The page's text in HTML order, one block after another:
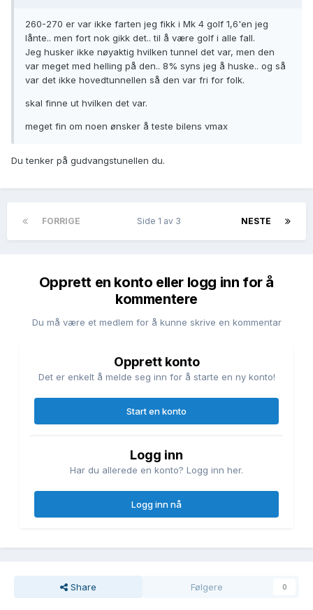
260-270 er var ikke farten jeg fikk i Mk 4 golf 1,6'en jeg
lånte.. men fort nok gikk det.. til å være golf i alle fall.
Jeg husker ikke nøyaktig hvilken tunnel det var, men den
var meget med helling på den.. 8% syns jeg å huske.. og så
var det ikke hovedtunnellen så den var fri for folk.
skal finne ut hvilken det var.
meget fin om noen ønsker å teste bilens vmax
Du tenker på gudvangstunellen du.
FORRIGE NESTE
Side 1 av 3
Opprett en konto eller logg inn for å
kommentere
Du må være et medlem for å kunne skrive en kommentar
Opprett konto
Det er enkelt å melde seg inn for å starte en ny konto!
Start en konto
Logg inn
Har du allerede en konto? Logg inn her.
Logg inn nå
Share Følgere 0